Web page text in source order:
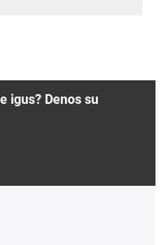
igus? Denos su